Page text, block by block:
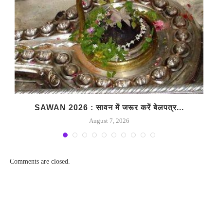
SAWAN 2026 : सावन में जरूर करें बेलपत्र...
August 7, 2026
Comments are closed.